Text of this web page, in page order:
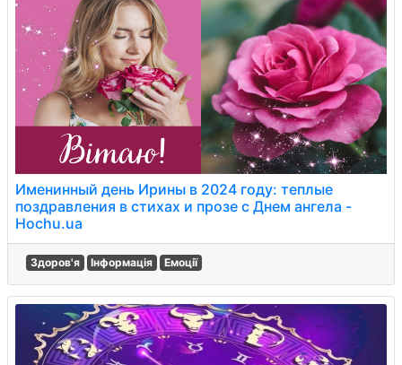
Именинный день Ирины в 2024 году: теплые
поздравления в стихах и прозе с Днем ангела -
Hochu.ua
Здоров'я Інформація Емоції